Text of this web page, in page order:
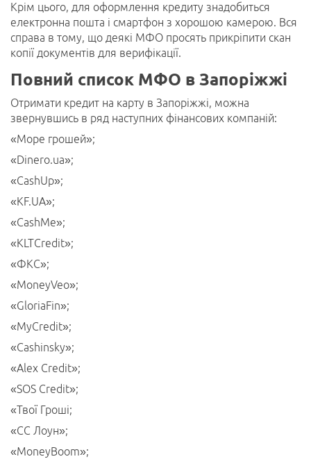
Крім цього, для оформлення кредиту знадобиться
електронна пошта і смартфон з хорошою камерою. Вся
справа в тому, що деякі МФО просять прикріпити скан
копії документів для верифікації.
Повний список МФО в Запоріжжі
Отримати кредит на карту в Запоріжжі, можна
звернувшись в ряд наступних фінансових компаній:
«Море грошей»;
«Dinero.ua»;
«CashUp»;
«KF.UA»;
«CashMe»;
«KLTCredit»;
«ФКС»;
«MoneyVeo»;
«GloriaFin»;
«MyCredit»;
«Cashinsky»;
«Alex Credit»;
«SOS Credit»;
«Твої Гроші;
«СС Лоун»;
«MoneyBoom»;